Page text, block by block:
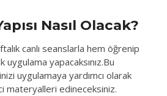
Nasıl Olacak?
canlı seanslarla hem öğrenip
yapacaksınız.Bu
uygulamaya yardımcı olarak
materyalleri edineceksiniz.